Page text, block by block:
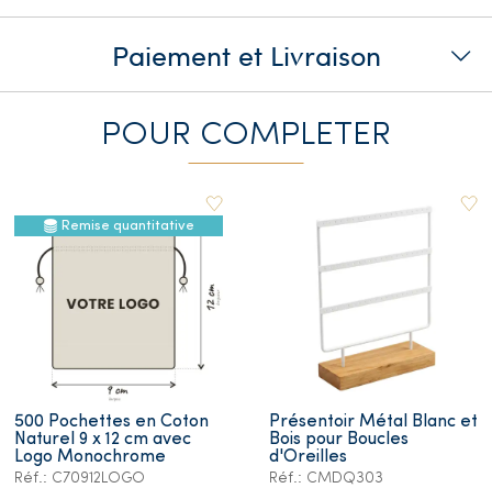
Paiement et Livraison
POUR COMPLETER
Remise quantitative
500 Pochettes en Coton
Naturel 9 x 12 cm avec
Logo Monochrome
Réf.: C70912LOGO
Présentoir Métal Blanc et
Bois pour Boucles
d'Oreilles
Réf.: CMDQ303